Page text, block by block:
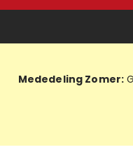
Mededeling Zomer: